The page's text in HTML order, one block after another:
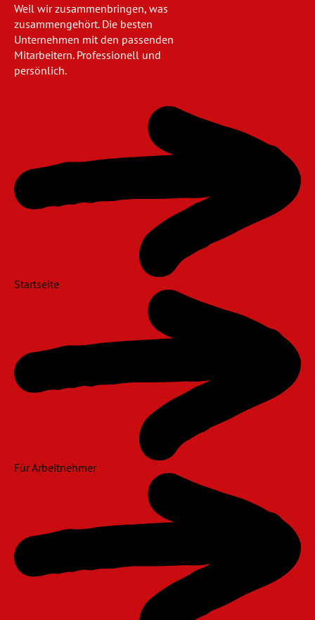
Weil wir zusammenbringen, was
zusammengehört. Die besten
Unternehmen mit den passenden
Mitarbeitern. Professionell und
persönlich.
Startseite
Für Arbeitnehmer